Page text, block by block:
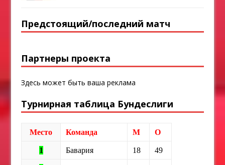
Предстоящий/последний матч
Партнеры проекта
Здесь может быть ваша реклама
Турнирная таблица Бундеслиги
Место Команда М О
1 Бавария 18 49